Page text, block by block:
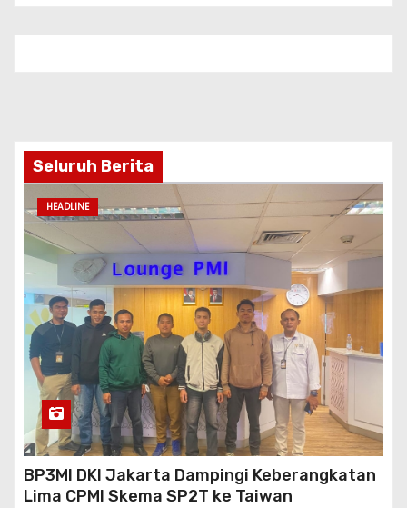
Seluruh Berita
HEADLINE
BP3MI DKI Jakarta Dampingi Keberangkatan
Lima CPMI Skema SP2T ke Taiwan